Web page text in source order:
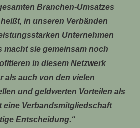
Branchen-Umsatzes
in unseren Verbänden
Unternehmen
macht sie gemeinsam noch
in diesem Netzwerk
als auch von den vielen
und geldwerten Vorteilen als
eine Verbandsmitgliedschaft
Entscheidung.“